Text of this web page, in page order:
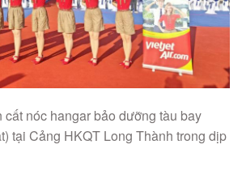
nóc hangar bảo dưỡng tàu bay
tại Cảng HKQT Long Thành trong dịp